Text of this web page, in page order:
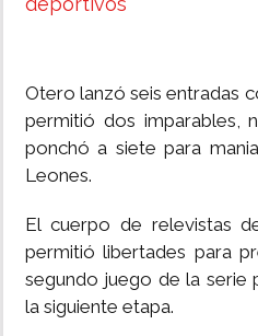
Otero lanzó seis entradas
permitió dos imparables,
ponchó a siete para
Leones.
El cuerpo de relevistas
permitió libertades para
segundo juego de la serie
la siguiente etapa.